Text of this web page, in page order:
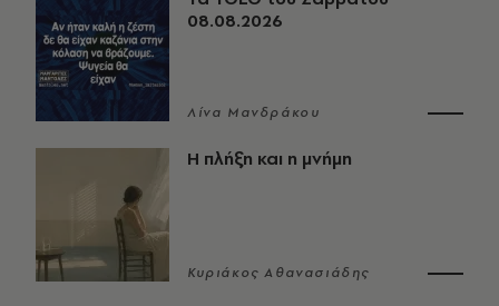
08.08.2026
Λίνα Μανδράκου
Η πλήξη και η μνήμη
Κυριάκος Αθανασιάδης